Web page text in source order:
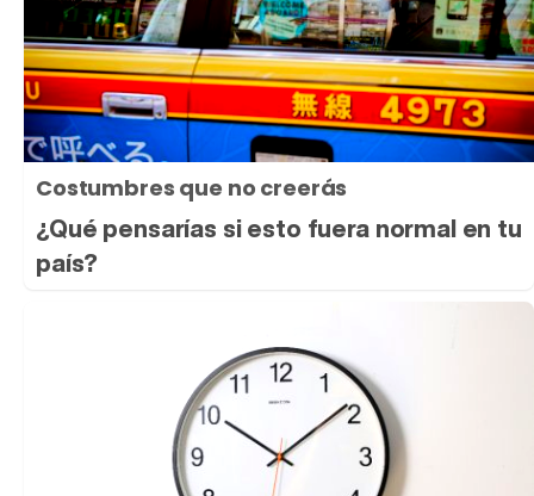
Costumbres que no creerás
¿Qué pensarías si esto fuera normal en tu
país?